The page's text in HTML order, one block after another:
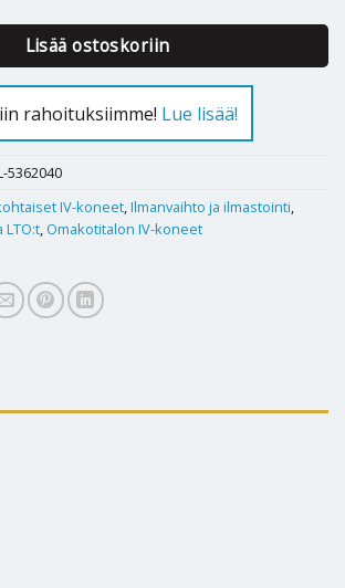
Lisää ostoskoriin
rahoituksiimme! Lue lisää!
5362040
IV-koneet,Ilmanvaihto ja ilmastointi,
, Omakotitalon IV-koneet